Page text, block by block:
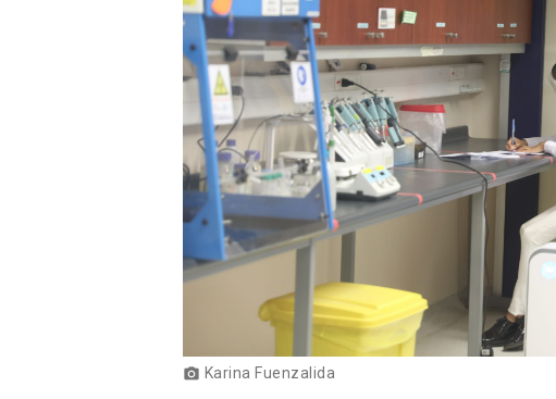
photo_camera Karina Fuenzalida